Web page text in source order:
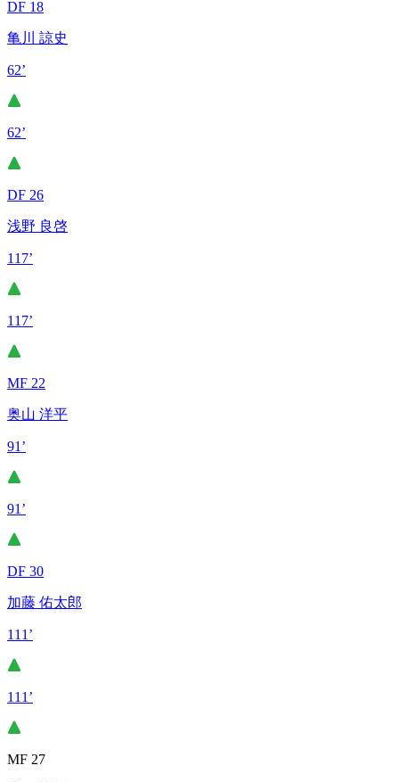
DF 18
亀川 諒史
62’
62’
DF 26
浅野 良啓
117’
117’
MF 22
奥山 洋平
91’
91’
DF 30
加藤 佑太郎
111’
111’
MF 27